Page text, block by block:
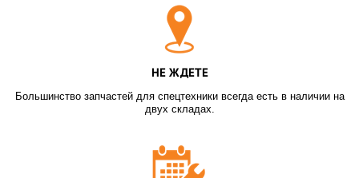
НЕ ЖДЕТЕ
Большинство запчастей для спецтехники всегда есть в наличии на
двух складах.